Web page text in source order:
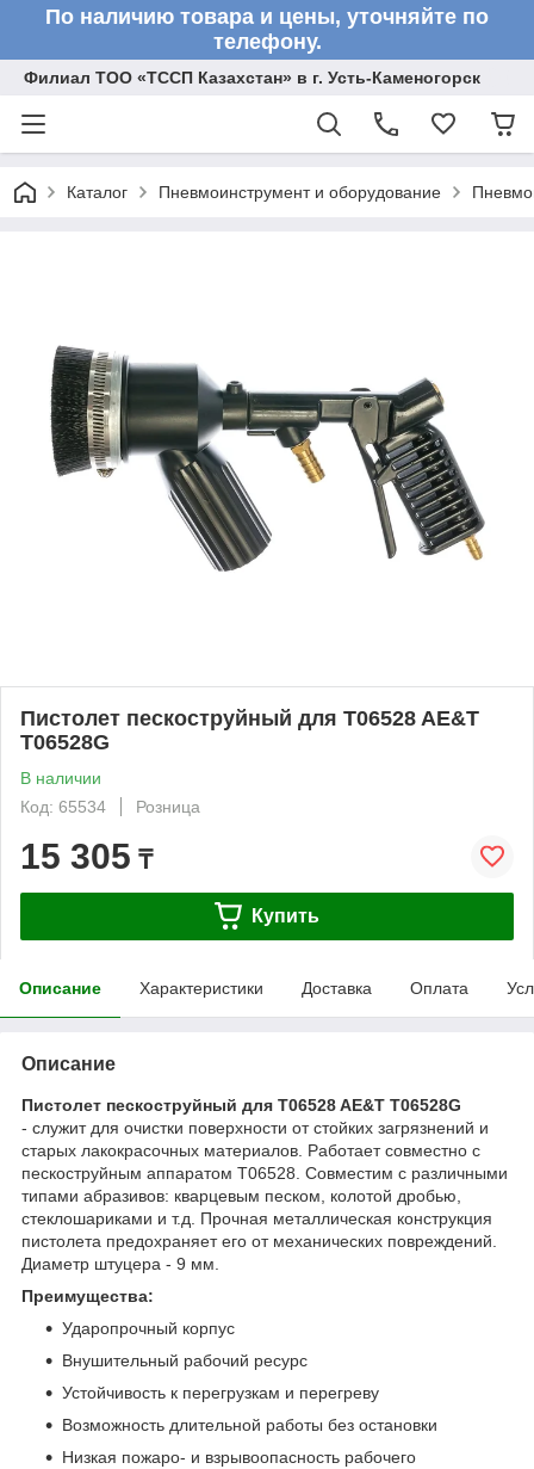
По наличию товара и цены, уточняйте по
телефону.
Филиал ТОО «ТССП Казахстан» в г. Усть-Каменогорск
Каталог Пневмоинструмент и оборудование
Пистолет пескоструйный для T06528 AE&T
T06528G
В наличии
Код: 65534
Розница
15 305 ₸
Купить
Описание Характеристики Доставка Оплата
Описание
Пистолет пескоструйный для T06528 AE&T T06528G
- служит для очистки поверхности от стойких загрязнений и
старых лакокрасочных материалов. Работает совместно с
пескоструйным аппаратом Т06528. Совместим с различными
типами абразивов: кварцевым песком, колотой дробью,
стеклошариками и т.д. Прочная металлическая конструкция
пистолета предохраняет его от механических повреждений.
Диаметр штуцера - 9 мм.
Преимущества:
Ударопрочный корпус
Внушительный рабочий ресурс
Устойчивость к перегрузкам и перегреву
Возможность длительной работы без остановки
Низкая пожаро- и взрывоопасность рабочего